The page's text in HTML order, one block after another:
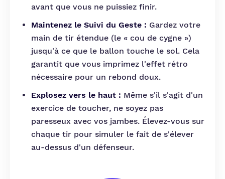
avant que vous ne puissiez finir.
Maintenez le Suivi du Geste : Gardez votre
main de tir étendue (le « cou de cygne »)
jusqu'à ce que le ballon touche le sol. Cela
garantit que vous imprimez l'effet rétro
nécessaire pour un rebond doux.
Explosez vers le haut : Même s'il s'agit d'un
exercice de toucher, ne soyez pas
paresseux avec vos jambes. Élevez-vous sur
chaque tir pour simuler le fait de s'élever
au-dessus d'un défenseur.